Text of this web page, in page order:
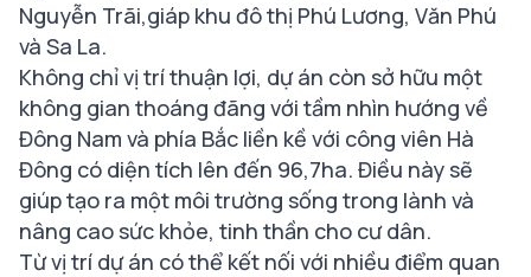
Nguyễn Trãi,giáp khu đô thị Phú Lương, Văn Phú
và Sa La.
Không chỉ vị trí thuận lợi, dự án còn sở hữu một
không gian thoáng đãng với tầm nhìn hướng về
Đông Nam và phía Bắc liền kề với công viên Hà
Đông có diện tích lên đến 96,7ha. Điều này sẽ
giúp tạo ra một môi trường sống trong lành và
nâng cao sức khỏe, tinh thần cho cư dân.
Từ vị trí dự án có thể kết nối với nhiều điểm quan